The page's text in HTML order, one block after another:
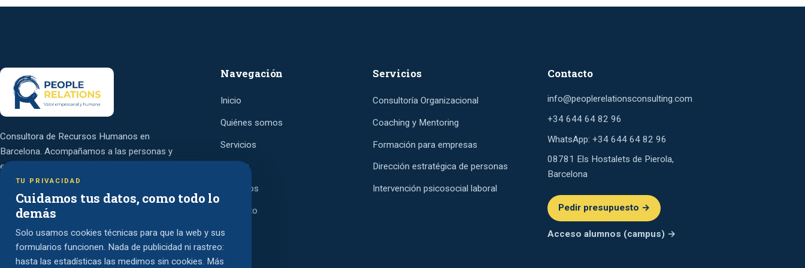
Consultora de Recursos Humanos en
Barcelona. Acompañamos a las personas y
equipos para mejorar su desarrollo y el de su
organización.
Navegación
Inicio
Quiénes somos
Servicios
Cursos
Recursos
Contacto
Servicios
Consultoría Organizacional
Coaching y Mentoring
Formación para empresas
Dirección estratégica de personas
Intervención psicosocial laboral
Contacto
info@peoplerelationsconsulting.com
+34 644 64 82 96
WhatsApp: +34 644 64 82 96
08781 Els Hostalets de Pierola,
Barcelona
Pedir presupuesto →
Acceso alumnos (campus) →
TU PRIVACIDAD
Cuidamos tus datos, como todo lo
demás
Solo usamos cookies técnicas para que la web y sus
formularios funcionen. Nada de publicidad ni rastreo:
hasta las estadísticas las medimos sin cookies. Más